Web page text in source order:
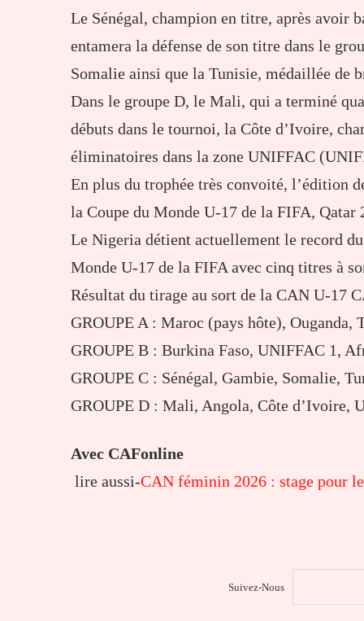
Le Sénégal, champion en titre, après avoir
entamera la défense de son titre dans le
Somalie ainsi que la Tunisie, médaillée de
Dans le groupe D, le Mali, qui a terminé
débuts dans le tournoi, la Côte d’Ivoire,
éliminatoires dans la zone UNIFFAC
En plus du trophée très convoité, l’édition
la Coupe du Monde U-17 de la FIFA, Qatar
Le Nigeria détient actuellement le record
Monde U-17 de la FIFA avec cinq titres à
Résultat du tirage au sort de la CAN U-17
GROUPE A : Maroc (pays hôte), Ouganda,
GROUPE B : Burkina Faso, UNIFFAC 1,
GROUPE C : Sénégal, Gambie, Somalie,
GROUPE D : Mali, Angola, Côte d’Ivoire,
Avec CAFonline
lire aussi-CAN féminin 2026 : stage pour
Suivez-Nous